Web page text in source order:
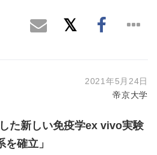
2021年5月24日
帝京大学
た新しい免疫学ex vivo実験
を確立」